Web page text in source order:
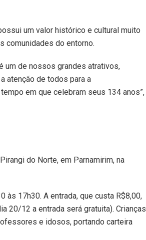
um valor histórico e cultural muito
comunidades do entorno.
um de nossos grandes atrativos,
atenção de todos para a
em que celebram seus 134 anos”,
do Norte, em Parnamirim, na
às 17h30. A entrada, que custa R$8,00,
20/12 a entrada será gratuita). Crianças
e idosos, portando carteira